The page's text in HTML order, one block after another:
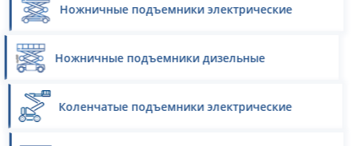
Ножничные подъемники электрические
Ножничные подъемники дизельные
Коленчатые подъемники электрические